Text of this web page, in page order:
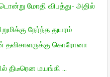
மோதி விபத்து- அதில்
நேர்ந்த துயரம்
தவிசாளருக்கு கொரோனா
திடீரென மயங்கி ...